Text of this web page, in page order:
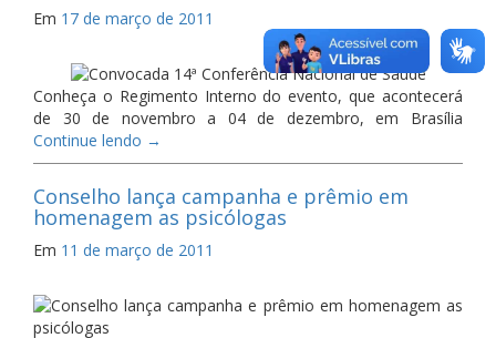
Em 17 de março de 2011
Conheça o Regimento Interno do evento, que acontecerá
de 30 de novembro a 04 de dezembro, em Brasília
Continue lendo →
Conselho lança campanha e prêmio em
homenagem as psicólogas
Em 11 de março de 2011